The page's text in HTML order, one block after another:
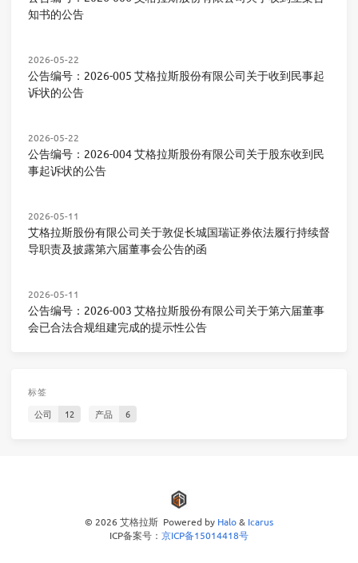
知书的公告
2026-05-22
公告编号：2026-005 艾格拉斯股份有限公司关于收到民事起
诉状的公告
2026-05-22
公告编号：2026-004 艾格拉斯股份有限公司关于股东收到民
事起诉状的公告
2026-05-11
艾格拉斯股份有限公司关于敦促长城国瑞证券依法履行持续督
导职责及披露第六届董事会公告的函
2026-05-11
公告编号：2026-003 艾格拉斯股份有限公司关于第六届董事
会已合法合规组建完成的提示性公告
标签
公司
12 产品 6
© 2026 艾格拉斯 Powered by Halo& Icarus
ICP备案号： 京ICP备15014418号